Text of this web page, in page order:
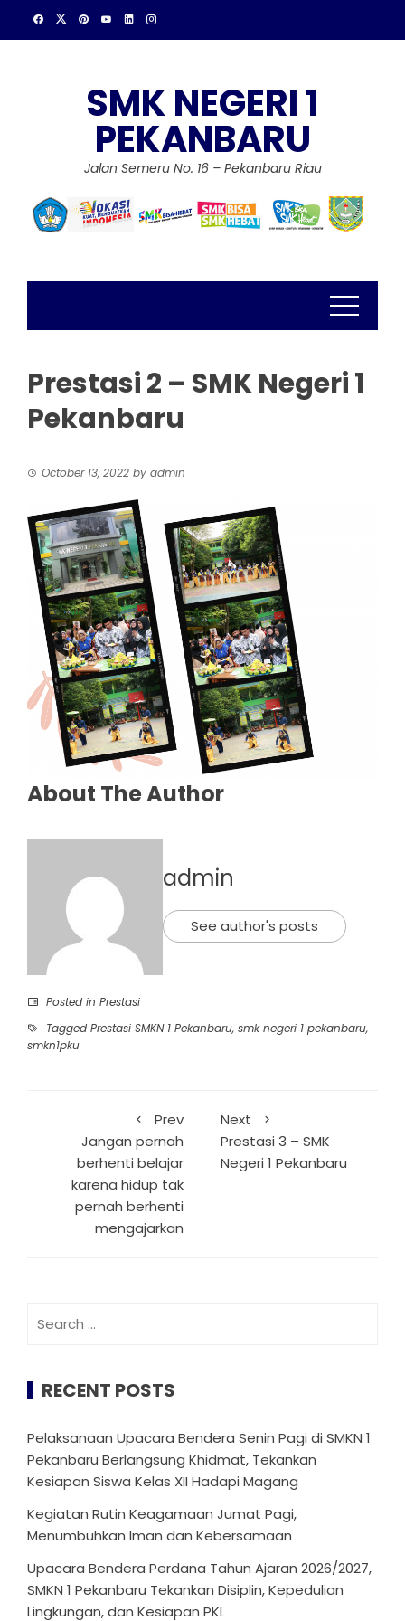
SMK NEGERI 1
PEKANBARU
Jalan Semeru No. 16 – Pekanbaru Riau
Prestasi 2 – SMK Negeri 1
Pekanbaru
October 13, 2022 by admin
About The Author
admin
See author's posts
Posted in Prestasi
Tagged Prestasi SMKN 1 Pekanbaru, smk negeri 1 pekanbaru,
smkn1pku
Prev
Jangan pernah
berhenti belajar
karena hidup tak
pernah berhenti
mengajarkan
Next
Prestasi 3 – SMK
Negeri 1 Pekanbaru
for:
RECENT POSTS
Pelaksanaan Upacara Bendera Senin Pagi di SMKN 1
Pekanbaru Berlangsung Khidmat, Tekankan
Kesiapan Siswa Kelas XII Hadapi Magang
Kegiatan Rutin Keagamaan Jumat Pagi,
Menumbuhkan Iman dan Kebersamaan
Upacara Bendera Perdana Tahun Ajaran 2026/2027,
SMKN 1 Pekanbaru Tekankan Disiplin, Kepedulian
Lingkungan, dan Kesiapan PKL